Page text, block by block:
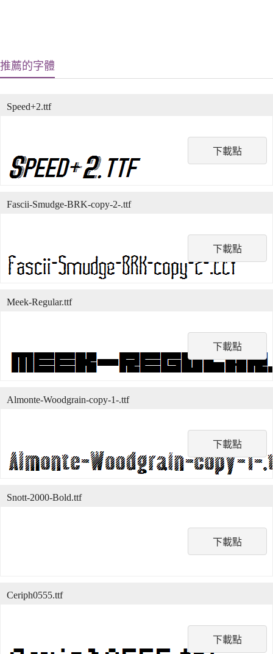
推薦的字體
下載點
Speed+2.ttf
下載點
Fascii-Smudge-BRK-copy-2-.ttf
下載點
Meek-Regular.ttf
下載點
Almonte-Woodgrain-copy-1-.ttf
下載點
Snott-2000-Bold.ttf
下載點
Ceriph0555.ttf